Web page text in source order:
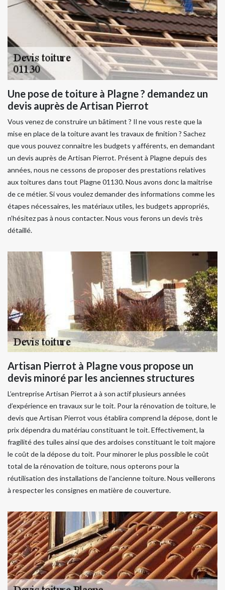
Une pose de toiture à Plagne ? demandez un
devis auprès de Artisan Pierrot
Vous venez de construire un bâtiment ? Il ne vous reste que la
mise en place de la toiture avant les travaux de finition ? Sachez
que vous pouvez connaitre les budgets y afférents, en demandant
un devis auprès de Artisan Pierrot. Présent à Plagne depuis des
années, nous ne cessons de proposer des prestations relatives
aux toitures dans tout Plagne 01130. Nous avons donc la maitrise
de ce métier. Si vous voulez demander des informations comme les
étapes nécessaires, les matériaux utiles, les budgets appropriés,
n’hésitez pas à nous contacter. Nous vous ferons un devis très
détaillé.
Artisan Pierrot à Plagne vous propose un
devis minoré par les anciennes structures
L’entreprise Artisan Pierrot a à son actif plusieurs années
d’expérience en travaux sur le toit. Pour la rénovation de toiture, le
devis que Artisan Pierrot vous établira comprend la dépose, dont le
prix dépendra du matériau constituant le toit. Effectivement, la
fragilité des tuiles ainsi que des ardoises constituant le toit majore
le coût de la dépose du toit. Pour minorer le plus possible le coût
total de la rénovation de toiture, nous opterons pour la
réutilisation des installations de l’ancienne toiture. Nous veillerons
à respecter les consignes en matière de couverture.